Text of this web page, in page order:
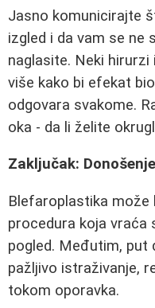
Jasno komunicirajte
izgled i da vam se ne
naglasite. Neki hirurzi
više kako bi efekat
odgovara svakome.
oka - da li želite
Zaključak:
Blefaroplastika
procedura koja vraća
pogled. Međutim,
pažljivo istraživanje,
tokom oporavka.